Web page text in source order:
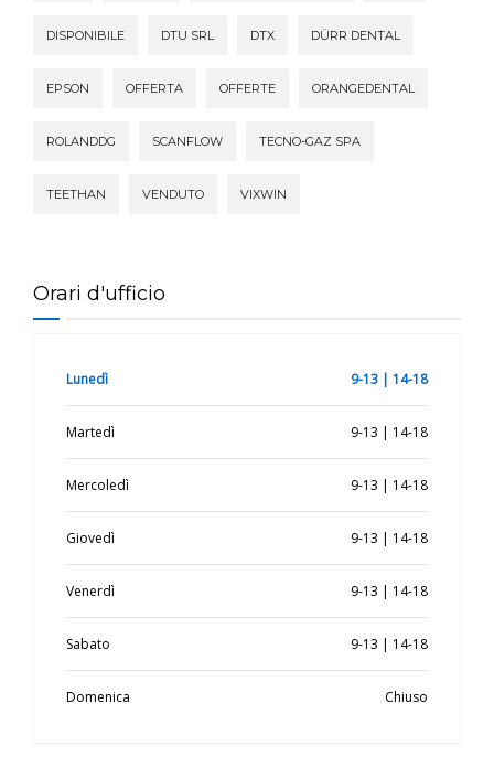
DISPONIBILE DTU SRL DTX DÜRR DENTAL
EPSON OFFERTA OFFERTE ORANGEDENTAL
ROLANDDG SCANFLOW TECNO-GAZ SPA
TEETHAN VENDUTO VIXWIN
Orari d'ufficio
Lunedì 9-13 | 14-18
Martedì 9-13 | 14-18
Mercoledì 9-13 | 14-18
Giovedì 9-13 | 14-18
Venerdì 9-13 | 14-18
Sabato 9-13 | 14-18
Domenica Chiuso